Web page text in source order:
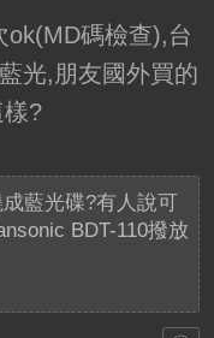
碼檢查),台
光,朋友國外買的
樣?
藍光碟?有人說可
BDT-110撥放